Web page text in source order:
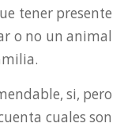
tener presente
o no un animal
si, pero
cuales son